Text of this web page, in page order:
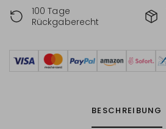
100 Tage
Rückgaberecht
BESCHREIBUNG